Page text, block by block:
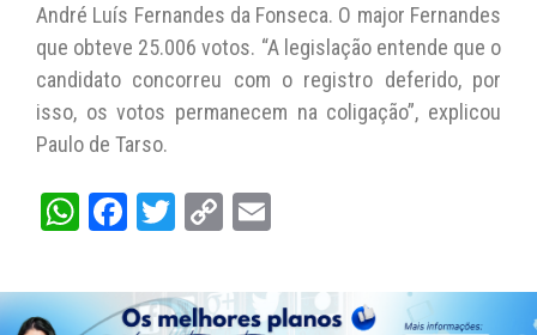
André Luís Fernandes da Fonseca. O major Fernandes
que obteve 25.006 votos. “A legislação entende que o
candidato concorreu com o registro deferido, por
isso, os votos permanecem na coligação”, explicou
Paulo de Tarso.
W
ts
Fa
bo
T
tt
C
y
ail